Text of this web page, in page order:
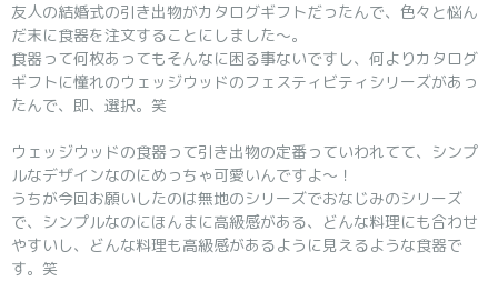
友人の結婚式の引き出物がカタログギフトだったんで、色々と悩ん
だ末に食器を注文することにしました～。
食器って何枚あってもそんなに困る事ないですし、何よりカタログ
ギフトに憧れのウェッジウッドのフェスティビティシリーズがあっ
たんで、即、選択。笑
ウェッジウッドの食器って引き出物の定番っていわれてて、シンプ
ルなデザインなのにめっちゃ可愛いんですよ～！
うちが今回お願いしたのは無地のシリーズでおなじみのシリーズ
で、シンプルなのにほんまに高級感がある、どんな料理にも合わせ
やすいし、どんな料理も高級感があるように見えるような食器で
す。笑